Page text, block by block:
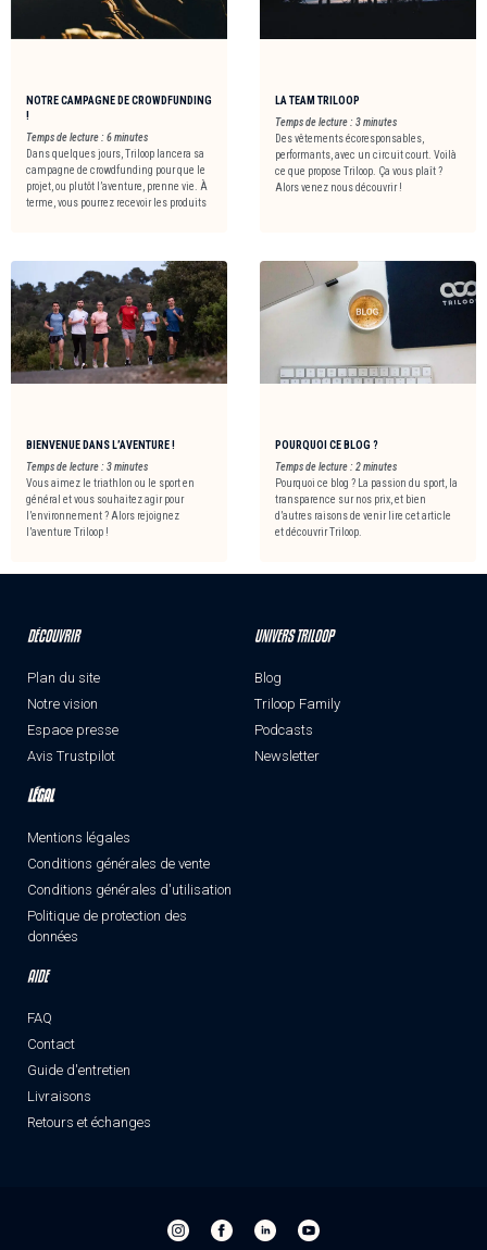
NOTRE CAMPAGNE DE CROWDFUNDING
!
Temps de lecture :6minutes
Dans quelques jours, Triloop lancera sa
campagne de crowdfunding pour que le
projet, ou plutôt l’aventure, prenne vie. À
terme, vous pourrez recevoir les produits
LA TEAM TRILOOP
Temps de lecture :3minutes
Des vêtements écoresponsables,
performants, avec un circuit court. Voilà
ce que propose Triloop. Ça vous plaît ?
Alors venez nous découvrir !
BIENVENUE DANS L’AVENTURE !
Temps de lecture :3minutes
Vous aimez le triathlon ou le sport en
général et vous souhaitez agir pour
l’environnement ? Alors rejoignez
l’aventure Triloop !
POURQUOI CE BLOG ?
Temps de lecture :2minutes
Pourquoi ce blog ? La passion du sport, la
transparence sur nos prix, et bien
d’autres raisons de venir lire cet article
et découvrir Triloop.
DÉCOUVRIR
Plan du site
Notre vision
Espace presse
Avis Trustpilot
UNIVERS TRILOOP
Blog
Triloop Family
Podcasts
Newsletter
LÉGAL
Mentions légales
Conditions générales de vente
Conditions générales d'utilisation
Politique de protection des
données
AIDE
FAQ
Contact
Guide d'entretien
Livraisons
Retours et échanges
Instagram-
triloop
Facebook-
triloop
Linkedin-
triloop
Youtube-
triloop